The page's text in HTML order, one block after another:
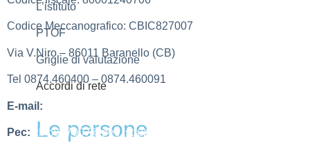
L’istituto
PTOF
Griglie di valutazione
Accordi di rete
Le persone
Codice Meccanografico: CBIC827007
Via V.Niro – 86011 Baranello (CB)
Tel 0874.460400 – 0874.460091
E-mail:
Pec: cbic827007@pec.istruzione.it